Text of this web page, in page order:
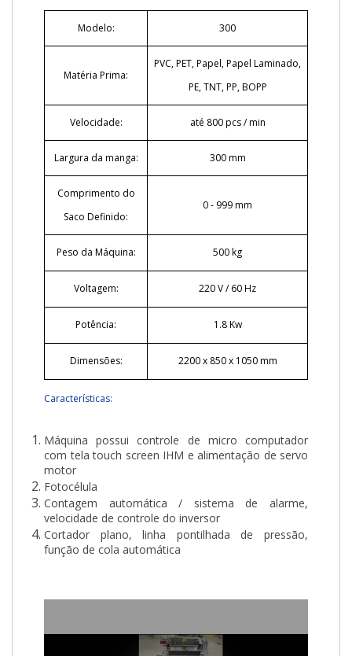
Modelo: 300
Matéria Prima:
PVC, PET, Papel, Papel Laminado,
PE, TNT, PP, BOPP
Velocidade: até 800 pcs / min
Largura da manga: 300 mm
Comprimento do
Saco Definido:
0 - 999 mm
Peso da Máquina: 500 kg
Voltagem: 220 V / 60 Hz
Potência: 1.8 Kw
Dimensões: 2200 x 850 x 1050 mm
Características:
Máquina possui controle de micro computador
com tela touch screen IHM e alimentação de servo
motor
Fotocélula
Contagem automática / sistema de alarme,
velocidade de controle do inversor
Cortador plano, linha pontilhada de pressão,
função de cola automática